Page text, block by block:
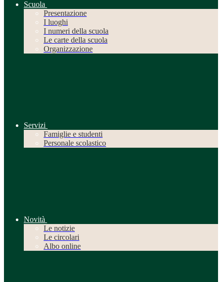
Scuola
Presentazione
I luoghi
I numeri della scuola
Le carte della scuola
Organizzazione
Servizi
Famiglie e studenti
Personale scolastico
Novità
Le notizie
Le circolari
Albo online